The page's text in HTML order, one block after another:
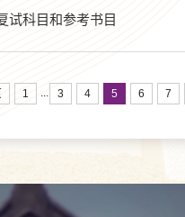
试科目和参考书目
1 ... 3 4 5 6 7